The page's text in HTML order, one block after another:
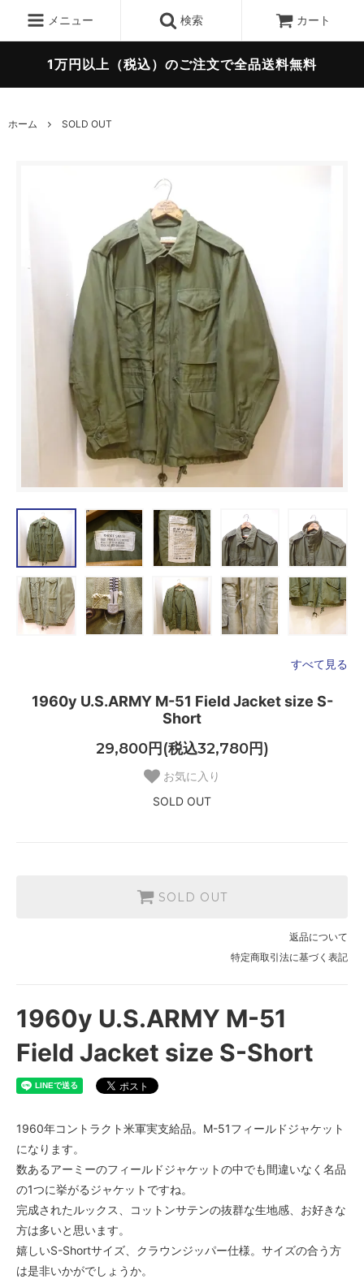
メニュー 検索 カート
1万円以上（税込）のご注文で全品送料無料
ホーム SOLD OUT
すべて見る
1960y U.S.ARMY M-51 Field Jacket size S-
Short
29,800円(税込32,780円)
お気に入り
SOLD OUT
SOLD OUT
返品について
特定商取引法に基づく表記
1960y U.S.ARMY M-51
Field Jacket size S-Short
1960年コントラクト米軍実支給品。M-51フィールドジャケット
になります。
数あるアーミーのフィールドジャケットの中でも間違いなく名品
の1つに挙がるジャケットですね。
完成されたルックス、コットンサテンの抜群な生地感、お好きな
方は多いと思います。
嬉しいS-Shortサイズ、クラウンジッパー仕様。サイズの合う方
は是非いかがでしょうか。